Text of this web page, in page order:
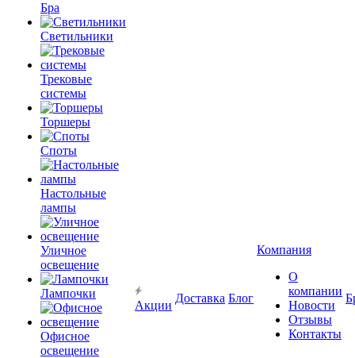
Бра
Светильники
Трековые
системы
Торшеры
Споты
Настольные
лампы
Уличное
освещение
Лампочки
Офисное
освещение
Акции
Доставка Блог
Компания
О
компании
Новости
Отзывы
Контакты